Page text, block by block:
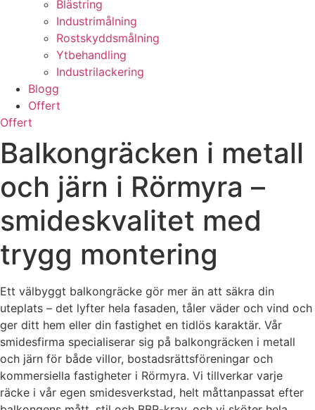
Blästring
Industrimålning
Rostskyddsmålning
Ytbehandling
Industrilackering
Blogg
Offert
Offert
Balkongräcken i metall
och järn i Rörmyra –
smideskvalitet med
trygg montering
Ett välbyggt balkongräcke gör mer än att säkra din
uteplats – det lyfter hela fasaden, tåler väder och vind och
ger ditt hem eller din fastighet en tidlös karaktär. Vår
smidesfirma specialiserar sig på balkongräcken i metall
och järn för både villor, bostadsrättsföreningar och
kommersiella fastigheter i Rörmyra. Vi tillverkar varje
räcke i vår egen smidesverkstad, helt måttanpassat efter